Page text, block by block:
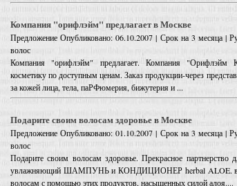
Компания "орифлэйм" предлагает в Москве
Предложение Опубликовано: 06.10.2007 | Срок на 3 месяца |
волос
Компания "орифлэйм" предлагает. Компания "Орифлэйм
косметику по доступным ценам. Заказ продукции-через
за кожей лица, тела, паРФюмерия, бижутерия и ...
Подарите своим волосам здоровье в Москве
Предложение Опубликовано: 01.10.2007 | Срок на 3 месяца |
волос
Подарите своим волосам здоровье. Прекрасное
увлажняющий ШАМПУНЬ и КОНДИЦИОНЕР herbal ALOE.
волосам с помощью этих продуктов, насыщенных силой алоя....